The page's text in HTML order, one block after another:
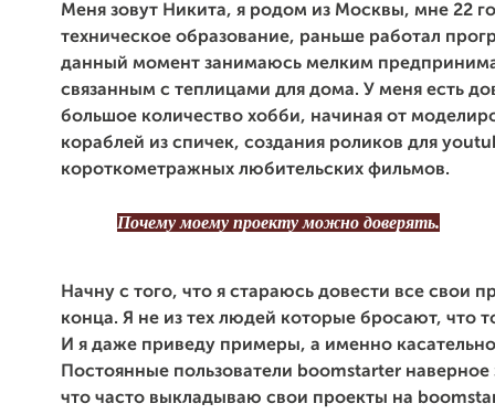
Меня зовут Никита, я родом из Москвы, мне 22
техническое образование, раньше работал
данный момент занимаюсь мелким
связанным с теплицами для дома. У меня есть
большое количество хобби, начиная от
кораблей из спичек, создания роликов для
короткометражных любительских фильмов.
Почему моему проекту можно доверять.
Начну с того, что я стараюсь довести все свои
конца. Я не из тех людей которые бросают, что
И я даже приведу примеры, а именно
Постоянные пользователи boomstarter
что часто выкладываю свои проекты на